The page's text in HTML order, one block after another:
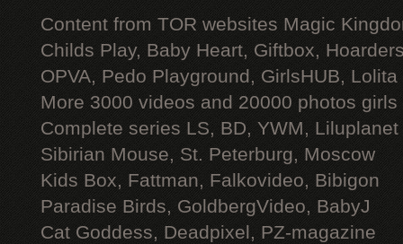
Content from TOR websites Magic
Childs Play, Baby Heart, Giftbox,
OPVA, Pedo Playground, GirlsHUB, Lolita
More 3000 videos and 20000 photos
Complete series LS, BD, YWM, Liluplanet
Sibirian Mouse, St. Peterburg, Moscow
Kids Box, Fattman, Falkovideo, Bibigon
Paradise Birds, GoldbergVideo, BabyJ
Cat Goddess, Deadpixel, PZ-magazine